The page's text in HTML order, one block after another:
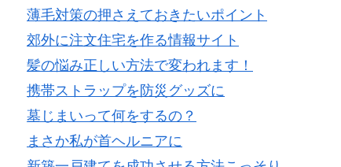
薄毛対策の押さえておきたいポイント
郊外に注文住宅を作る情報サイト
髪の悩み正しい方法で変われます！
携帯ストラップを防災グッズに
墓じまいって何をするの？
まさか私が首ヘルニアに